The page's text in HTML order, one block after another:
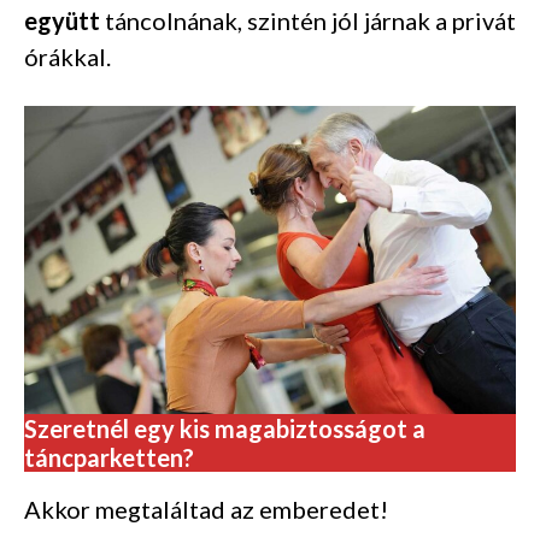
együtt táncolnának, szintén jól járnak a privát
órákkal.
Szeretnél egy kis magabiztosságot a
táncparketten?
Akkor megtaláltad az emberedet!